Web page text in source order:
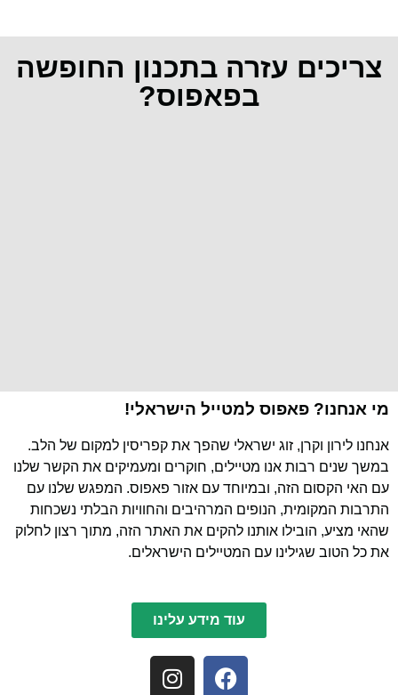
צריכים עזרה בתכנון החופשה
בפאפוס?
מי אנחנו? פאפוס למטייל הישראלי!
אנחנו לירון וקרן, זוג ישראלי שהפך את קפריסין למקום של הלב.
במשך שנים רבות אנו מטיילים, חוקרים ומעמיקים את הקשר שלנו
עם האי הקסום הזה, ובמיוחד עם אזור פאפוס. המפגש שלנו עם
התרבות המקומית, הנופים המרהיבים והחוויות הבלתי נשכחות
שהאי מציע, הובילו אותנו להקים את האתר הזה, מתוך רצון לחלוק
את כל הטוב שגילינו עם המטיילים הישראלים.
עוד מידע עלינו